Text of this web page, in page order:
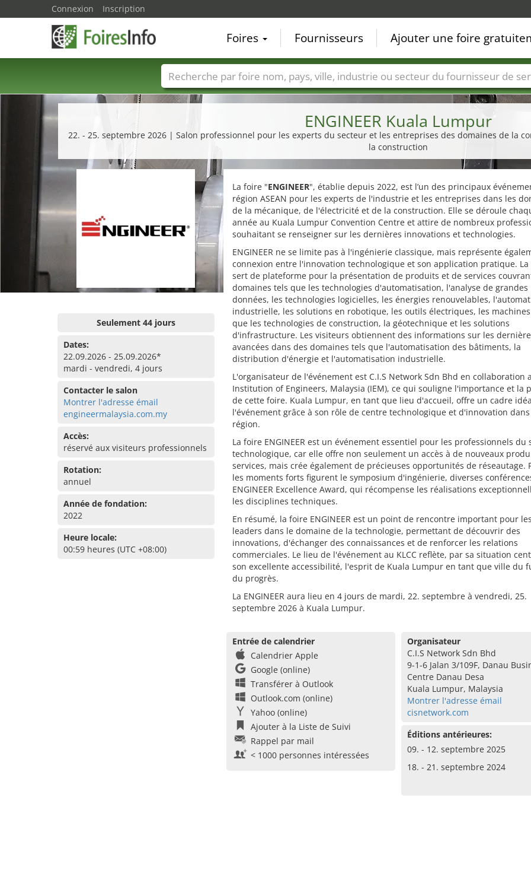
ENGINEER Kuala Lumpur
22. - 25. septembre 2026 | Salon professionnel pour les experts du secteur et les entreprises des domaines de la
la construction
Seulement 44 jours
Dates:
22.09.2026 - 25.09.2026*
mardi - vendredi, 4 jours
Contacter le salon
Montrer l'adresse émail
engineermalaysia.com.my
Accès:
réservé aux visiteurs professionnels
Rotation:
annuel
Année de fondation:
2022
Heure locale:
00:59 heures (UTC +08:00)
La foire "ENGINEER", établie depuis 2022, est l’un des principaux
région ASEAN pour les experts de l'industrie et les entreprises dans les
de la mécanique, de l'électricité et de la construction. Elle se déroule
année au Kuala Lumpur Convention Centre et attire de nombreux
souhaitant se renseigner sur les dernières innovations et technologies.
ENGINEER ne se limite pas à l'ingénierie classique, mais représente
connexion entre l'innovation technologique et son application pratique.
sert de plateforme pour la présentation de produits et de services
domaines tels que les technologies d'automatisation, l'analyse de grandes
données, les technologies logicielles, les énergies renouvelables,
industrielle, les solutions en robotique, les outils électriques, les
que les technologies de construction, la géotechnique et les solutions
d'infrastructure. Les visiteurs obtiennent des informations sur les
avancées dans des domaines tels que l'automatisation des bâtiments, la
distribution d'énergie et l'automatisation industrielle.
L'organisateur de l'événement est C.I.S Network Sdn Bhd en collaboration
Institution of Engineers, Malaysia (IEM), ce qui souligne l'importance et la
de cette foire. Kuala Lumpur, en tant que lieu d'accueil, offre un cadre
l'événement grâce à son rôle de centre technologique et d'innovation
région.
La foire ENGINEER est un événement essentiel pour les professionnels du
technologique, car elle offre non seulement un accès à de nouveaux
services, mais crée également de précieuses opportunités de réseautage.
les moments forts figurent le symposium d'ingénierie, diverses
ENGINEER Excellence Award, qui récompense les réalisations
les disciplines techniques.
En résumé, la foire ENGINEER est un point de rencontre important pour
leaders dans le domaine de la technologie, permettant de découvrir des
innovations, d'échanger des connaissances et de renforcer les relations
commerciales. Le lieu de l'événement au KLCC reflète, par sa situation
son excellente accessibilité, l'esprit de Kuala Lumpur en tant que ville du
du progrès.
La ENGINEER aura lieu en 4 jours de mardi, 22. septembre à vendredi, 25.
septembre 2026 à Kuala Lumpur.
Entrée de calendrier
Calendrier Apple
Google (online)
Transférer à Outlook
Outlook.com (online)
Yahoo (online)
Ajouter à la Liste de Suivi
Rappel par mail
< 1000 personnes intéressées
Organisateur
C.I.S Network Sdn Bhd
9-1-6 Jalan 3/109F, Danau
Centre Danau Desa
Kuala Lumpur, Malaysia
Montrer l'adresse émail
cisnetwork.com
Éditions antérieures:
09. - 12. septembre 2025
18. - 21. septembre 2024
Connexion Inscription
Foires Fournisseurs Ajouter une foire
Foire noms Pays Villes Secteurs de foire Secteurs du fournisseur de